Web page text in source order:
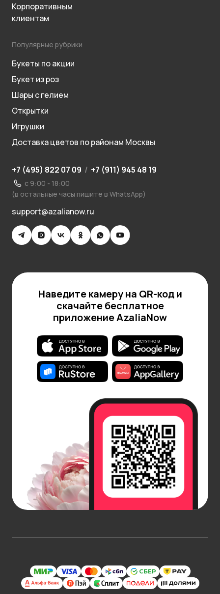
Корпоративным
клиентам
Популярные рубрики
Букеты по акции
Букет из роз
Шары с гелием
Открытки
Игрушки
Доставка цветов по районам Москвы
+7 (495) 822 07 09 / +7 (911) 945 48 19
с 9:00 - 18:00
(в остальные часы пишите в WhatsApp)
support@azalianow.ru
Наведите камеру на QR-код и
скачайте бесплатное
приложение AzaliaNow